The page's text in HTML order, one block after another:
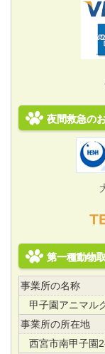
夜間救急の
第一種動物
事業所の名称
甲子園アニマル
事業所の所在地
西宮市南甲子園